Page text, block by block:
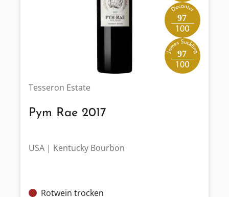
97
97
Tesseron Estate
Pym Rae 2017
USA | Kentucky Bourbon
Rotwein trocken